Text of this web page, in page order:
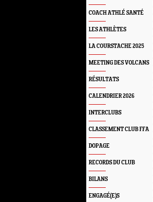
COACH ATHLÉ SANTÉ
LES ATHLÈTES
LA COURSTACHE 2025
MEETING DES VOLCANS
RÉSULTATS
CALENDRIER 2026
INTERCLUBS
CLASSEMENT CLUB FFA
DOPAGE
RECORDS DU CLUB
BILANS
ENGAGÉ(E)S